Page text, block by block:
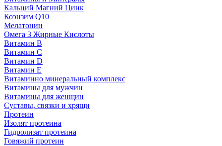
Кальций Магний Цинк
Коэнзим Q10
Мелатонин
Омега 3 Жирные Кислоты
Витамин B
Витамин C
Витамин D
Витамин E
Витаминно минеральный комплекс
Витамины для мужчин
Витамины для женщин
Суставы, связки и хрящи
Протеин
Изолят протеина
Гидролизат протеина
Говяжий протеин